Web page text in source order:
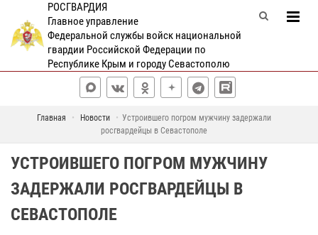
РОСГВАРДИЯ
Главное управление
Федеральной службы войск национальной
гвардии Российской Федерации по
Республике Крым и городу Севастополю
Главная Новости
Устроившего погром мужчину задержали
росгвардейцы в Севастополе
УСТРОИВШЕГО ПОГРОМ МУЖЧИНУ
ЗАДЕРЖАЛИ РОСГВАРДЕЙЦЫ В
СЕВАСТОПОЛЕ